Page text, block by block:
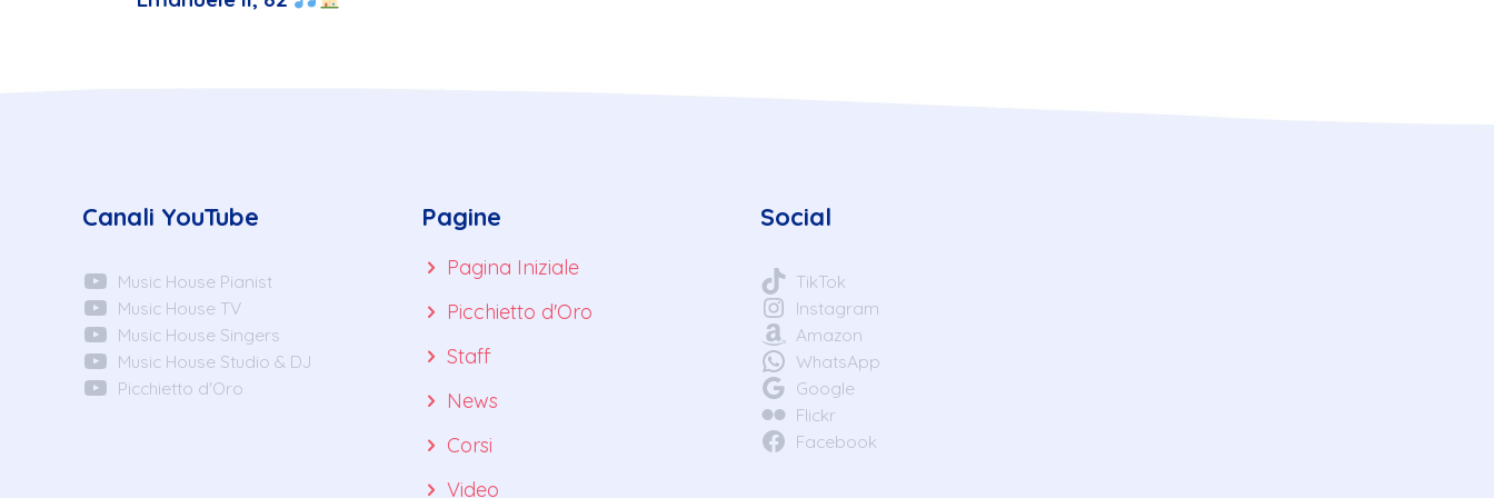
Canali YouTube
Music House Pianist
Music House TV
Music House Singers
Music House Studio & DJ
Picchietto d'Oro
Pagine
Pagina Iniziale
Picchietto d'Oro
Staff
News
Corsi
Video
Social
TikTok
Instagram
Amazon
WhatsApp
Google
Flickr
Facebook